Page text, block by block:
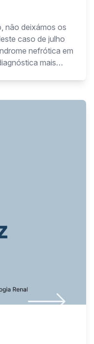
não deixámos os
caso de julho
nefrótica em
mais